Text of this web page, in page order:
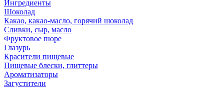
Ингредиенты
Шоколад
Какао, какао-масло, горячий шоколад
Сливки, сыр, масло
Фруктовое пюре
Глазурь
Красители пищевые
Пищевые блески, глиттеры
Ароматизаторы
Загустители